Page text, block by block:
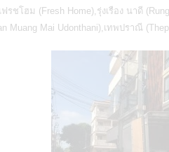
ฟรชโฮม (Fresh Home),รุ่งเรือง นาดี
Muang Mai Udonthani),เทพปราณี